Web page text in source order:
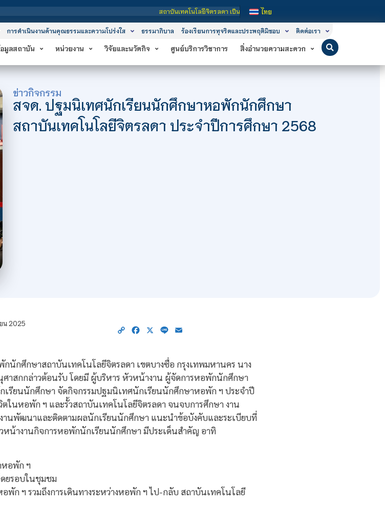
สถาบันเทคโนโลยีจิตรลดา เป็นสถาบันอุดมศึกษาในกำกับของรัฐ เปิดหลักสูตรการเรียนการสอน 3 ร
ไทย
การดำเนินงานด้านคุณธรรมและความโปร่งใส ธรรมาภิบาล ร้องเรียนการทุจริตและประพฤติมิชอบ ติดต่อเรา
มูลสถาบัน หน่วยงาน วิจัยและนวัตกิจ ศูนย์บริการวิชาการ สิ่งอำนวยความสะดวก
ข่าวกิจกรรม
สจด. ปฐมนิเทศนักเรียนนักศึกษาหอพักนักศึกษา
สถาบันเทคโนโลยีจิตรลดา ประจำปีการศึกษา 2568
น 2025
Copy Facebook
X Line
นักศึกษาสถาบันเทคโนโลยีจิตรลดา เขตบางซื่อ กรุงเทพมหานคร นาง
าสกกล่าวต้อนรับ โดยมี ผู้บริหาร หัวหน้างาน ผู้จัดการหอพักนักศึกษา
เรียนนักศึกษา จัดกิจกรรมปฐมนิเทศนักเรียนนักศึกษาหอพัก ฯ ประจำปี
ในหอพัก ฯ และรั้วสถาบันเทคโนโลยีจิตรลดา จนจบการศึกษา งาน
นพัฒนาและติดตามผลนักเรียนนักศึกษา แนะนำข้อบังคับและระเบียบที่
หน้างานกิจการหอพักนักเรียนนักศึกษา มีประเด็นสำคัญ อาทิ
หอพัก ฯ
ยรอบในชุมชม
ก ฯ รวมถึงการเดินทางระหว่างหอพัก ฯ ไป-กลับ สถาบันเทคโนโลยี